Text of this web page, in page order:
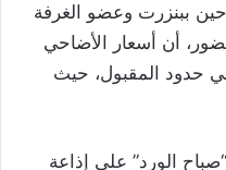
ببنزرت وعضو الغرفة
أن أسعار الأضاحي
في حدود المقبول، حيث
الورد” على إذاعة